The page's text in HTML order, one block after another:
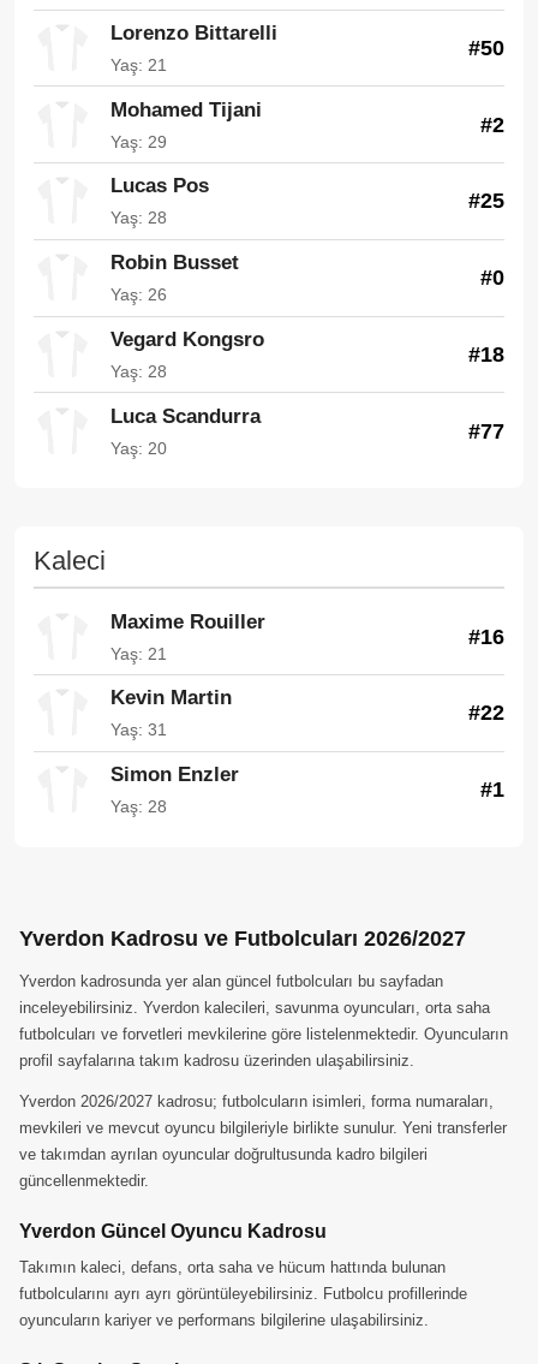
Lorenzo Bittarelli
Yaş: 21
#50
Mohamed Tijani
Yaş: 29
#2
Lucas Pos
Yaş: 28
#25
Robin Busset
Yaş: 26
#0
Vegard Kongsro
Yaş: 28
#18
Luca Scandurra
Yaş: 20
#77
Kaleci
Maxime Rouiller
Yaş: 21
#16
Kevin Martin
Yaş: 31
#22
Simon Enzler
Yaş: 28
#1
Yverdon Kadrosu ve Futbolcuları 2026/2027
Yverdon kadrosunda yer alan güncel futbolcuları bu sayfadan
inceleyebilirsiniz. Yverdon kalecileri, savunma oyuncuları, orta saha
futbolcuları ve forvetleri mevkilerine göre listelenmektedir. Oyuncuların
profil sayfalarına takım kadrosu üzerinden ulaşabilirsiniz.
Yverdon 2026/2027 kadrosu; futbolcuların isimleri, forma numaraları,
mevkileri ve mevcut oyuncu bilgileriyle birlikte sunulur. Yeni transferler
ve takımdan ayrılan oyuncular doğrultusunda kadro bilgileri
güncellenmektedir.
Yverdon Güncel Oyuncu Kadrosu
Takımın kaleci, defans, orta saha ve hücum hattında bulunan
futbolcularını ayrı ayrı görüntüleyebilirsiniz. Futbolcu profillerinde
oyuncuların kariyer ve performans bilgilerine ulaşabilirsiniz.